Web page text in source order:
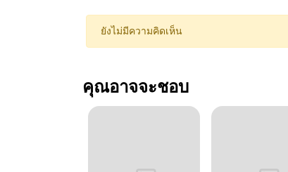
ยังไม่มีความคิดเห็น
คุณอาจจะชอบ